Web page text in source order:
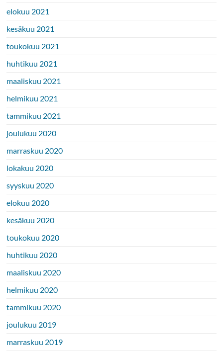
elokuu 2021
kesäkuu 2021
toukokuu 2021
huhtikuu 2021
maaliskuu 2021
helmikuu 2021
tammikuu 2021
joulukuu 2020
marraskuu 2020
lokakuu 2020
syyskuu 2020
elokuu 2020
kesäkuu 2020
toukokuu 2020
huhtikuu 2020
maaliskuu 2020
helmikuu 2020
tammikuu 2020
joulukuu 2019
marraskuu 2019